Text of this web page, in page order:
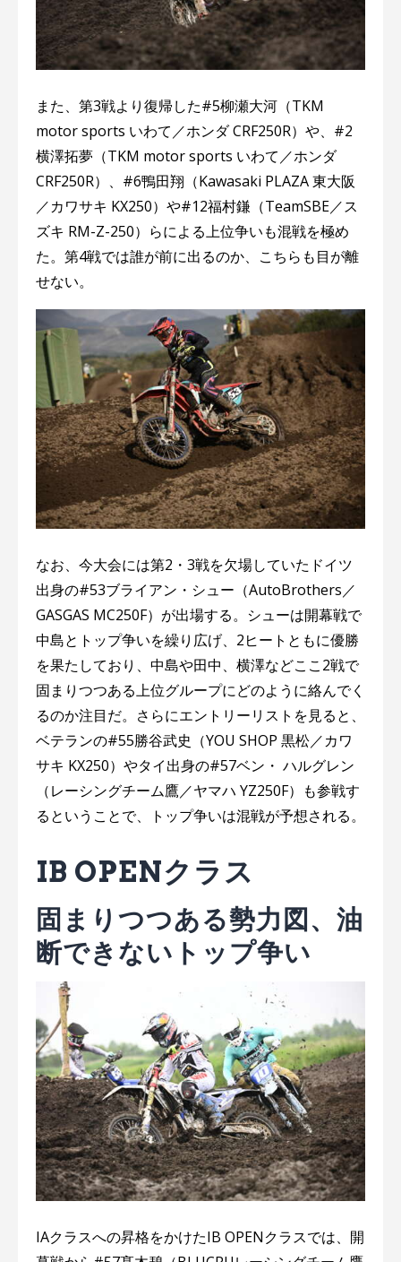
また、第3戦より復帰した#5柳瀬大河（TKM
motor sports いわて／ホンダ CRF250R）や、#2
横澤拓夢（TKM motor sports いわて／ホンダ
CRF250R）、#6鴨田翔（Kawasaki PLAZA 東大阪
／カワサキ KX250）や#12福村鎌（TeamSBE／ス
ズキ RM-Z-250）らによる上位争いも混戦を極め
た。第4戦では誰が前に出るのか、こちらも目が離
せない。
なお、今大会には第2・3戦を欠場していたドイツ
出身の#53ブライアン・シュー（AutoBrothers／
GASGAS MC250F）が出場する。シューは開幕戦で
中島とトップ争いを繰り広げ、2ヒートともに優勝
を果たしており、中島や田中、横澤などここ2戦で
固まりつつある上位グループにどのように絡んでく
るのか注目だ。さらにエントリーリストを見ると、
ベテランの#55勝谷武史（YOU SHOP 黒松／カワ
サキ KX250）やタイ出身の#57ベン・ ハルグレン
（レーシングチーム鷹／ヤマハ YZ250F）も参戦す
るということで、トップ争いは混戦が予想される。
IB OPENクラス
固まりつつある勢力図、油
断できないトップ争い
IAクラスへの昇格をかけたIB OPENクラスでは、開